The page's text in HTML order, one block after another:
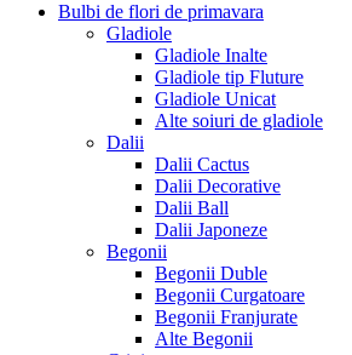
Bulbi de flori de primavara
Gladiole
Gladiole Inalte
Gladiole tip Fluture
Gladiole Unicat
Alte soiuri de gladiole
Dalii
Dalii Cactus
Dalii Decorative
Dalii Ball
Dalii Japoneze
Begonii
Begonii Duble
Begonii Curgatoare
Begonii Franjurate
Alte Begonii